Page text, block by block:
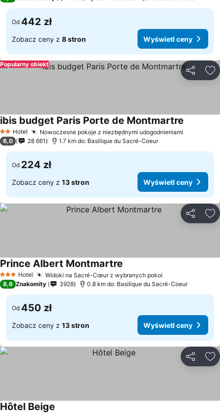
Od 442 zł
Zobacz ceny z 8 stron Wyświetl ceny
Popularny obiekt
2 Kategoria
Hotel Nowoczesne pokoje z niezbędnymi udogodnieniami
ibis budget Paris Porte de Montmartre
6,0 28 661 1.7 km do: Basilique du Sacré-Coeur
Od 224 zł
Zobacz ceny z 13 stron Wyświetl ceny
3 Kategoria
Hotel Widoki na Sacré-Cœur z wybranych pokoi
Prince Albert Montmartre
8,6 Znakomity 3928 0.8 km do: Basilique du Sacré-Coeur
Od 450 zł
Zobacz ceny z 13 stron Wyświetl ceny
Hôtel Beige